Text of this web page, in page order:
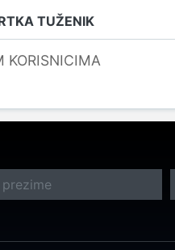
TUŽENIK
KORISNICIMA